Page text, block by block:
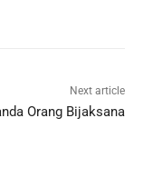
Next article
Orang Bijaksana